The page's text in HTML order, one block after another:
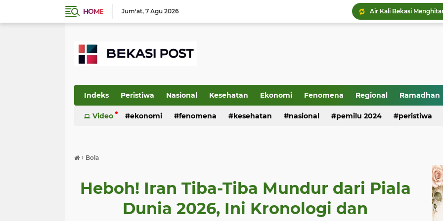
HOME Jum'at 7 Agu 2026
Indeks Peristiwa Nasional Kesehatan Ekonomi Fenomena Regional Ramadhan
Video ekonomi fenomena kesehatan nasional pemilu 2024 peristiwa
› Bola
Heboh! Iran Tiba-Tiba Mundur dari Piala
Dunia 2026, Ini Kronologi dan